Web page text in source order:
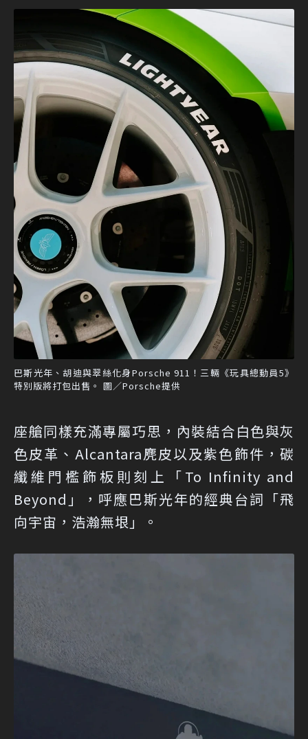
巴斯光年、胡迪與翠絲化身Porsche 911！三輛《玩具總動員5》
特別版將打包出售。 圖／Porsche提供
座艙同樣充滿專屬巧思，內裝結合白色與灰
色皮革、Alcantara麂皮以及紫色飾件，碳
纖維門檻飾板則刻上「To Infinity and
Beyond」，呼應巴斯光年的經典台詞「飛
向宇宙，浩瀚無垠」。